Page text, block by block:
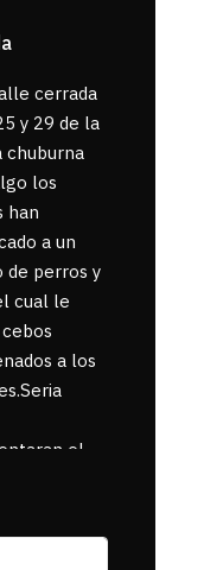
cerrada
y 29 de la
chuburna
los
han
a un
de perros y
cual le
a los
el
que la
de